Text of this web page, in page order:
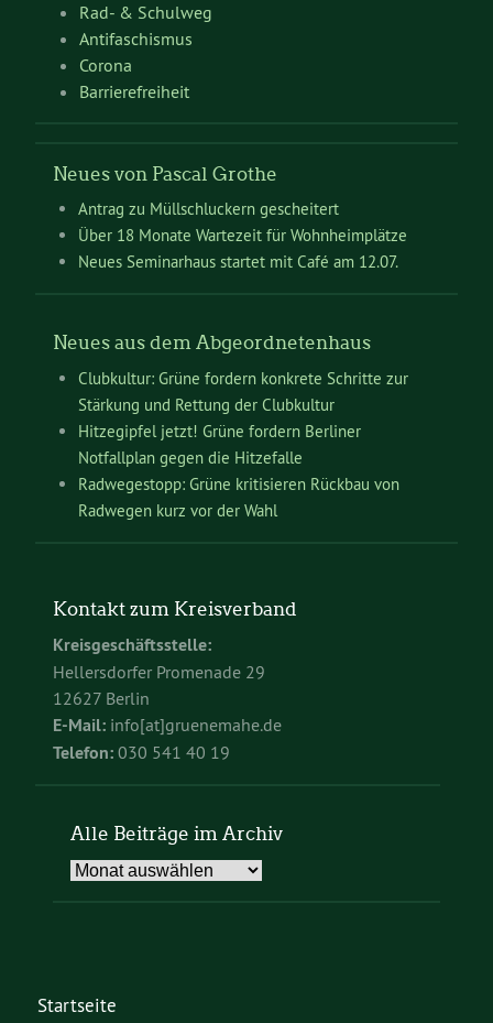
Rad- & Schulweg
Antifaschismus
Corona
Barrierefreiheit
Neues von Pascal Grothe
Antrag zu Müllschluckern gescheitert
Über 18 Monate Wartezeit für Wohnheimplätze
Neues Seminarhaus startet mit Café am 12.07.
Neues aus dem Abgeordnetenhaus
Clubkultur: Grüne fordern konkrete Schritte zur
Stärkung und Rettung der Clubkultur
Hitzegipfel jetzt! Grüne fordern Berliner
Notfallplan gegen die Hitzefalle
Radwegestopp: Grüne kritisieren Rückbau von
Radwegen kurz vor der Wahl
Kontakt zum Kreisverband
Kreisgeschäftsstelle:
Hellersdorfer Promenade 29
12627 Berlin
E-Mail: info[at]gruenemahe.de
Telefon: 030 541 40 19
Alle Beiträge im Archiv
Alle
Startseite